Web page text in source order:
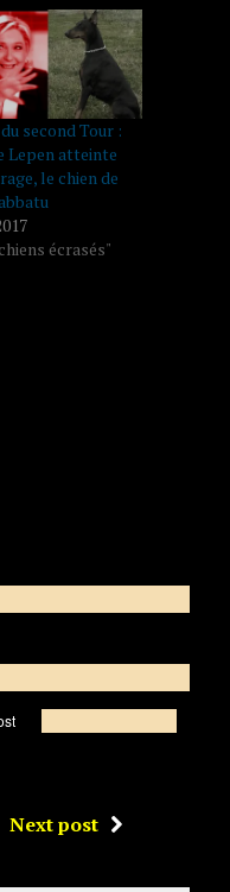
second Tour :
Lepen atteinte
le chien de
écrasés"
Next post